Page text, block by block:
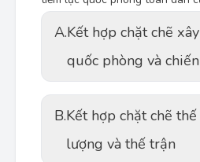
A.Kết hợp chặt chẽ
quốc phòng và
B.Kết hợp chặt chẽ
lượng và thế trận